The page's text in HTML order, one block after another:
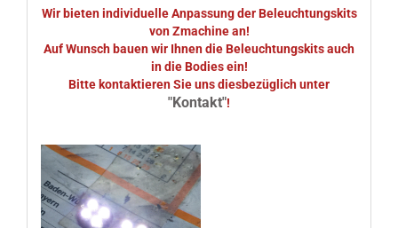
Wir bieten individuelle Anpassung der Beleuchtungskits
von Zmachine an!
Auf Wunsch bauen wir Ihnen die Beleuchtungskits auch
in die Bodies ein!
Bitte kontaktieren Sie uns diesbezüglich unter
"Kontakt"!